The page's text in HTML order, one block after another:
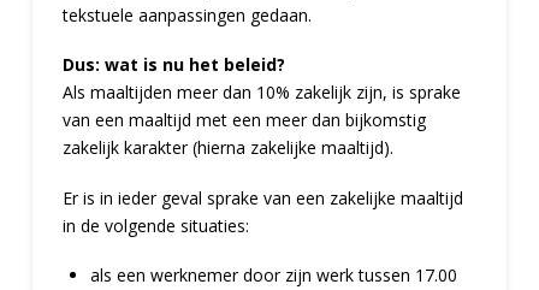
tekstuele aanpassingen gedaan.
Dus: wat is nu het beleid?
Als maaltijden meer dan 10% zakelijk zijn, is sprake
van een maaltijd met een meer dan bijkomstig
zakelijk karakter (hierna zakelijke maaltijd).
Er is in ieder geval sprake van een zakelijke maaltijd
in de volgende situaties:
als een werknemer door zijn werk tussen 17.00